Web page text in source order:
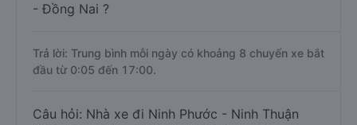
- Đồng Nai ?
Trả lời: Trung bình mỗi ngày có khoảng 8 chuyến xe bắt
đầu từ 0:05 đến 17:00.
Câu hỏi: Nhà xe đi Ninh Phước - Ninh Thuận